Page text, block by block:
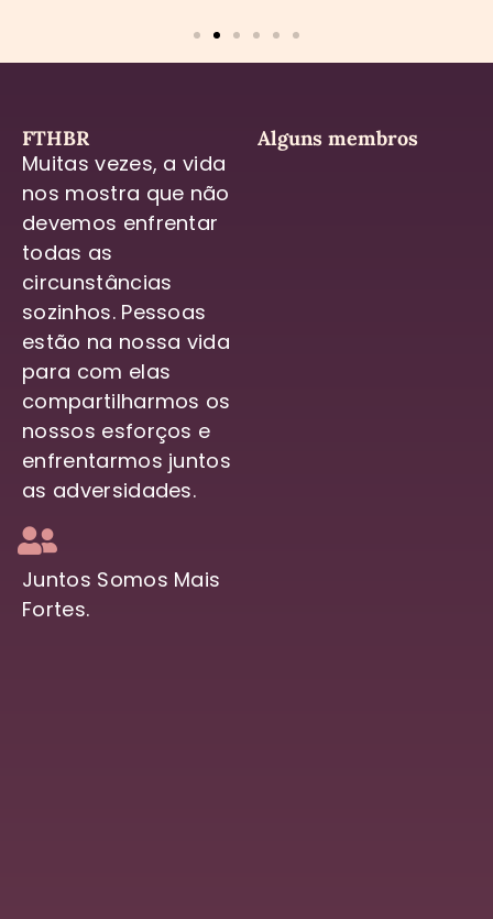
FTHBR
Muitas vezes, a vida
nos mostra que não
devemos enfrentar
todas as
circunstâncias
sozinhos. Pessoas
estão na nossa vida
para com elas
compartilharmos os
nossos esforços e
enfrentarmos juntos
as adversidades.
Juntos Somos Mais
Fortes.
Alguns membros